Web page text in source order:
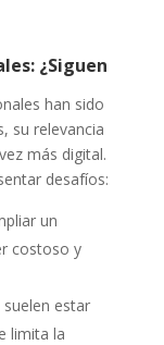
¿Siguen
han sido
su relevancia
más digital.
desafíos:
un
costoso y
estar
limita la